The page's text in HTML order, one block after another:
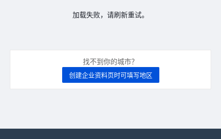
加载失败，请刷新重试。
找不到你的城市？
创建企业资料页时可填写地区